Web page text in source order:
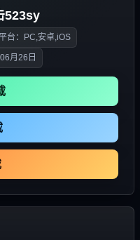
523sy
台：PC,安卓,iOS
月26日